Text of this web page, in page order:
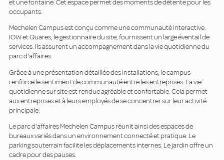
et une fontaine. Cet espace permet des moments de détente pour les
occupants.
Mechelen Campus est conçu comme une communauté interactive.
IOW et Quares, le gestionnaire du site, fournissent un large éventail de
services. Ils assurent un accompagnement dans la vie quotidienne du
parc d'affaires.
Grâce à une présentation détaillée des installations, le campus
renforce le sentiment de communauté entre les entreprises. La vie
quotidienne sur site est rendue agréable et confortable. Cela permet
aux entreprises et à leurs employés de se concentrer sur leur activité
principale.
Le parc d'affaires Mechelen Campus réunit ainsi des espaces de
bureaux variés dans un environnement connecté et pratique. Le
parking souterrain facilite les déplacements internes. Le jardin offre un
cadre pour des pauses.